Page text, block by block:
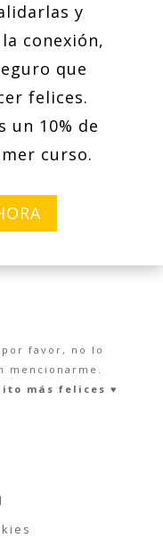
y
conexión,
que
felices.
un 10% de
curso.
favor, no lo
más felices ♥︎